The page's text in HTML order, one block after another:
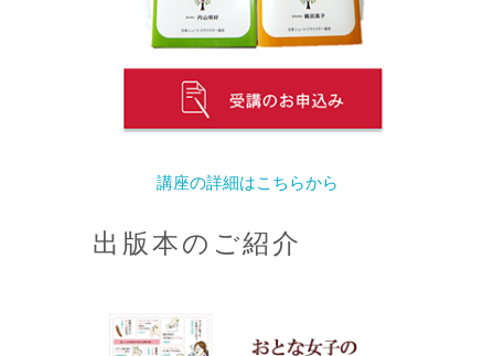
講座の詳細はこちらから
出版本のご紹介